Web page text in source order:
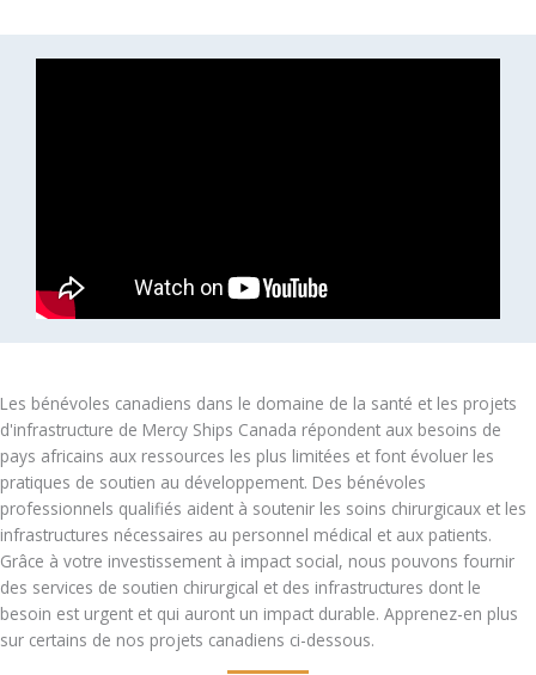
Les bénévoles canadiens dans le domaine de la santé et les projets
d'infrastructure de Mercy Ships Canada répondent aux besoins de
pays africains aux ressources les plus limitées et font évoluer les
pratiques de soutien au développement. Des bénévoles
professionnels qualifiés aident à soutenir les soins chirurgicaux et les
infrastructures nécessaires au personnel médical et aux patients.
Grâce à votre investissement à impact social, nous pouvons fournir
des services de soutien chirurgical et des infrastructures dont le
besoin est urgent et qui auront un impact durable. Apprenez-en plus
sur certains de nos projets canadiens ci-dessous.